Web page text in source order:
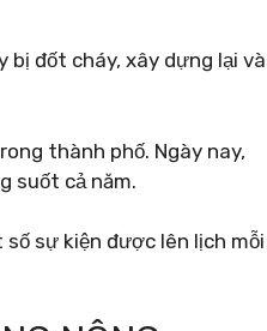
bị đốt cháy, xây dựng lại và
thành phố. Ngày nay,
suốt cả năm.
sự kiện được lên lịch mỗi